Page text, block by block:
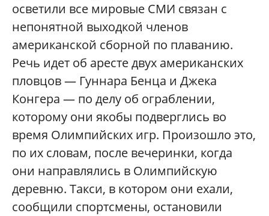
осветили все мировые СМИ связан с
непонятной выходкой членов
американской сборной по плаванию.
Речь идет об аресте двух американских
пловцов — Гуннара Бенца и Джека
Конгера — по делу об ограблении,
которому они якобы подверглись во
время Олимпийских игр. Произошло это,
по их словам, после вечеринки, когда
они направлялись в Олимпийскую
деревню. Такси, в котором они ехали,
сообщили спортсмены, остановили